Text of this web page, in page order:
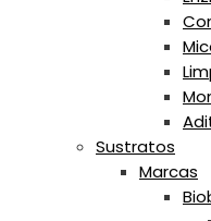
Sustratos
Marcas